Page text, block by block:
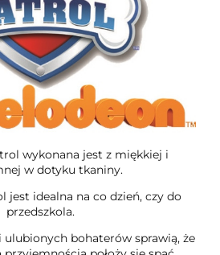
wykonana jest z miękkiej i
w dotyku tkaniny.
jest idealna na co dzień, czy do
przedszkola.
ulubionych bohaterów sprawią, że